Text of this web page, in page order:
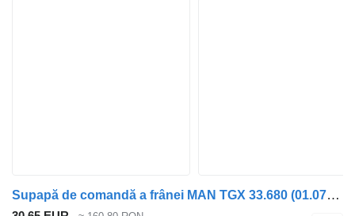
Supapă de comandă a frânei MAN TGX 33.680 (01.07-) 4410501230 pentru cap tractor MAN TGL, TGM, TGS, TGX (2005-2021)